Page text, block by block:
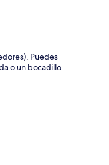
Puedes
o un bocadillo.